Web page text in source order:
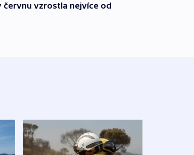
červnu vzrostla nejvíce od